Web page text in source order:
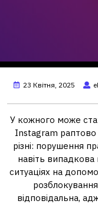
23 Квітня, 2025
У кожного може
Instagram раптово
різні: порушення
навіть
ситуаціях на
відповідальна,